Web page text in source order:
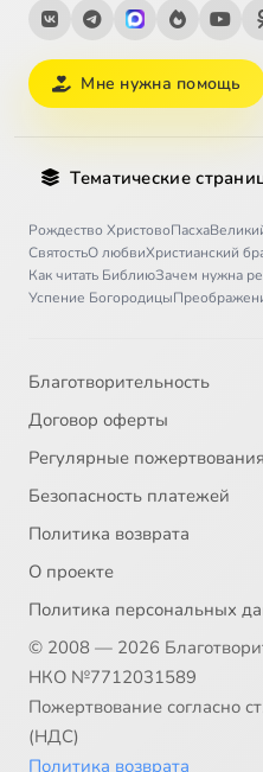
Мне нужна помощь
Тематические
Рождество ХристовоПасха
СвятостьО любвиХристианский
Как читать БиблиюЗачем нужна
Успение Богородицы
Благотворительность
Договор оферты
Регулярные пожертвования
Безопасность платежей
Политика возврата
О проекте
Политика персональных
© 2008 — 2026
НКО №7712031589
Пожертвование согласно
(НДС)
Политика возврата